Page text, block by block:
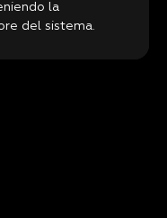
la
del sistema.